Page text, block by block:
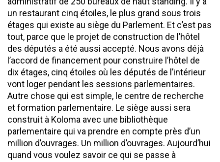
un restaurant cinq étoiles, le plus grand sous trois
étages qui existe au siège du Parlement. Et c’est pas
tout, parce que le projet de construction de l’hôtel
des députés a été aussi accepté. Nous avons déjà
l’accord de financement pour construire l’hôtel de
dix étages, cinq étoiles où les députés de l’intérieur
vont loger pendant les sessions parlementaires.
Autre chose qui est simple, le centre de recherche
et formation parlementaire. Le siège aussi sera
construit à Koloma avec une bibliothèque
parlementaire qui va prendre en compte près d’un
million d’ouvrages. Un million d’ouvrages. Aujourd’hui
quand vous voulez savoir ce qui se passe à